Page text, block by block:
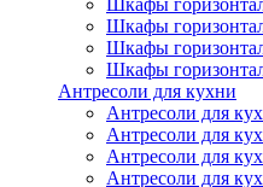
Шкафы
Шкафы
Шкафы
Шкафы
Антресоли для кухни
Антресоли для
Антресоли для
Антресоли для
Антресоли для